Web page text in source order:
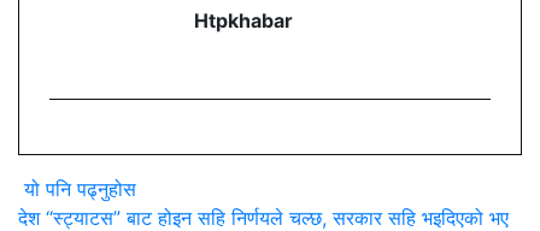
Htpkhabar
यो पनि पढ्नुहोस
देश “स्ट्याटस” बाट होइन सहि निर्णयले चल्छ, सरकार सहि भइदिएको भए